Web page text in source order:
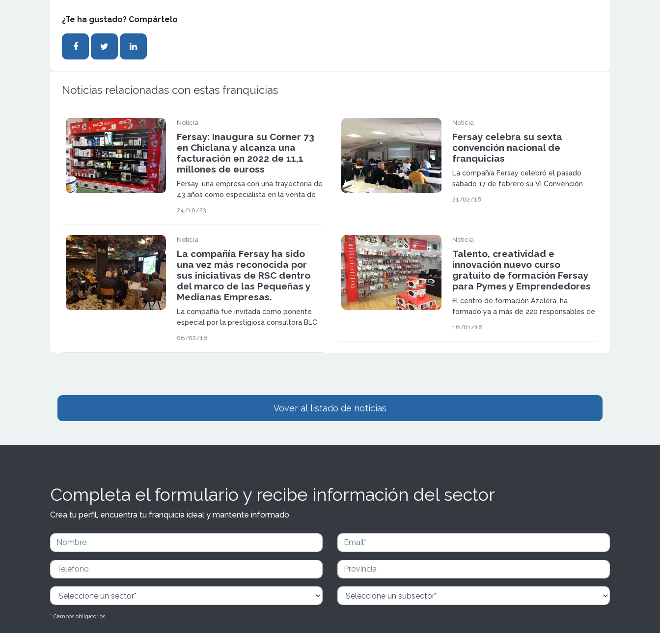
¿Te ha gustado? Compártelo
Noticias relacionadas con estas franquicias
Noticia
Fersay: Inaugura su Corner 73
en Chiclana y alcanza una
facturación en 2022 de 11,1
millones de euross
Fersay, una empresa con una trayectoria de
43 años como especialista en la venta de
apertura su nuevo córner en Cádiz.
24/10/23
Noticia
Fersay celebra su sexta
convención nacional de
franquicias
La compañía Fersay celebró el pasado
sábado 17 de febrero su VI Convención
21/02/18
Noticia
La compañía Fersay ha sido
una vez más reconocida por
sus iniciativas de RSC dentro
del marco de las Pequeñas y
Medianas Empresas.
La compañía fue invitada como ponente
especial por la prestigiosa consultora BLC
06/02/18
Noticia
Talento, creatividad e
innovación nuevo curso
gratuito de formación Fersay
para Pymes y Emprendedores
El centro de formación Azelera, ha
formado ya a más de 220 responsables de
16/01/18
Vover al listado de noticias
Completa el formulario y recibe información del sector
Crea tu perfil, encuentra tu franquicia ideal y mantente informado
* Campos obligatorios